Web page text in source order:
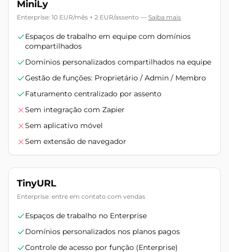
MiniLy
Enterprise: 10 EUR/mês + 2 EUR/assento — Saiba mais
Espaços de trabalho em equipe com domínios
compartilhados
Domínios personalizados compartilhados na equipe
Gestão de funções: Proprietário / Admin / Membro
Faturamento centralizado por assento
Sem integração com Zapier
Sem aplicativo móvel
Sem extensão de navegador
TinyURL
Enterprise: entre em contato com vendas
Espaços de trabalho no Enterprise
Domínios personalizados nos planos pagos
Controle de acesso por função (Enterprise)